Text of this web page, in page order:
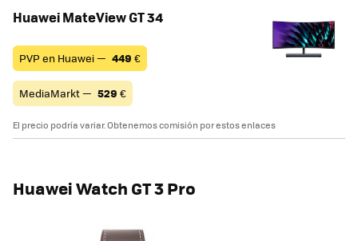
Huawei MateView GT 34
PVP en Huawei — 449 €
MediaMarkt — 529 €
El precio podría variar. Obtenemos comisión por estos enlaces
Huawei Watch GT 3 Pro